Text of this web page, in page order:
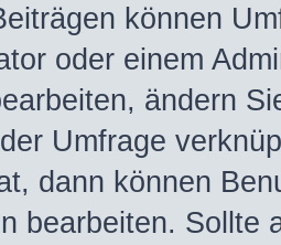
können
oder einem
ändern
Umfrage
dann können
bearbeiten. Sollte